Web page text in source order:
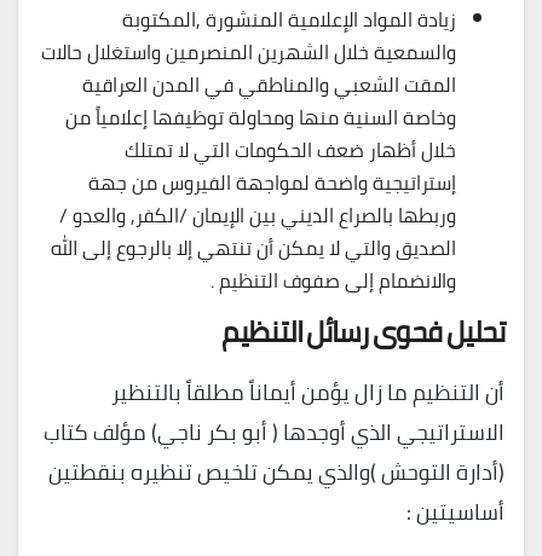
زيادة المواد الإعلامية المنشورة ,المكتوبة
والسمعية خلال الشهرين المنصرمين واستغلال حالات
المقت الشعبي والمناطقي في المدن العراقية
وخاصة السنية منها ومحاولة توظيفها إعلامياً من
خلال أظهار ضعف الحكومات التي لا تمتلك
إستراتيجية واضحة لمواجهة الفيروس من جهة
وربطها بالصراع الديني بين الإيمان /الكفر, والعدو /
الصديق والتي لا يمكن أن تنتهي إلا بالرجوع إلى الله
والانضمام إلى صفوف التنظيم .
تحليل فحوى رسائل التنظيم
أن التنظيم ما زال يؤمن أيماناً مطلقاً بالتنظير
الاستراتيجي الذي أوجدها ( أبو بكر ناجي) مؤلف كتاب
(أدارة التوحش )والذي يمكن تلخيص تنظيره بنقطتين
أساسيتين :